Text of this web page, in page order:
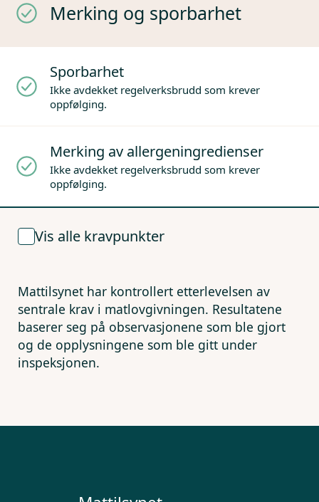
Merking og sporbarhet
Sporbarhet
Ikke avdekket regelverksbrudd som krever
oppfølging.
Merking av allergeningredienser
Ikke avdekket regelverksbrudd som krever
oppfølging.
Vis alle kravpunkter
Mattilsynet har kontrollert etterlevelsen av
sentrale krav i matlovgivningen. Resultatene
baserer seg på observasjonene som ble gjort
og de opplysningene som ble gitt under
inspeksjonen.